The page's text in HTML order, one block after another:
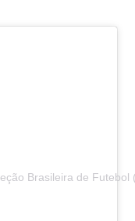
Brasileira de Futebol